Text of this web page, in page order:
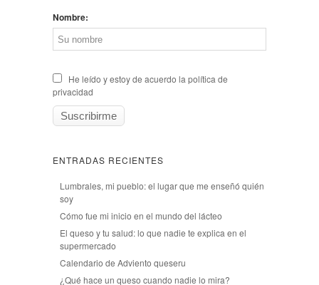
Nombre:
He leído y estoy de acuerdo la política de
privacidad
ENTRADAS RECIENTES
Lumbrales, mi pueblo: el lugar que me enseñó quién
soy
Cómo fue mi inicio en el mundo del lácteo
El queso y tu salud: lo que nadie te explica en el
supermercado
Calendario de Adviento queseru
¿Qué hace un queso cuando nadie lo mira?